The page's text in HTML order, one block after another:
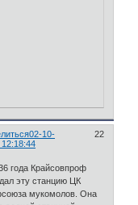
22
02-10-
года Крайсовпроф
эту станцию ЦК
мукомолов. Она